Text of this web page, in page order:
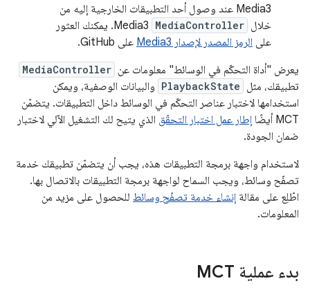
Media3 عند وصول أحد التطبيقات الخارجية إليه من
خلال MediaController
Media3. يمكنك العثور
على الرمز المصدر لإصدار Media3
على GitHub.
يعرض "أداة التحكّم في الوسائط" معلومات عن MediaController
تطبيقك، مثل PlaybackState والبيانات الوصفية، ويمكن
استخدامها لاختبار عناصر التحكّم في الوسائط داخل التطبيقات. يتضمّن
MCT أيضًا
إطار عمل اختبار التحقّق الذي يتيح لك التشغيل الآلي لاختبار
ضمان الجودة.
لاستخدام واجهة برمجة التطبيقات هذه، يجب أن يتضمّن تطبيقك خدمة
تصفّح وسائط، ويجب السماح لواجهة برمجة التطبيقات بالاتصال بها.
اطّلِع على مقالة إنشاء خدمة تصفّح وسائط للحصول على مزيد من
المعلومات.
بدء عملية MCT